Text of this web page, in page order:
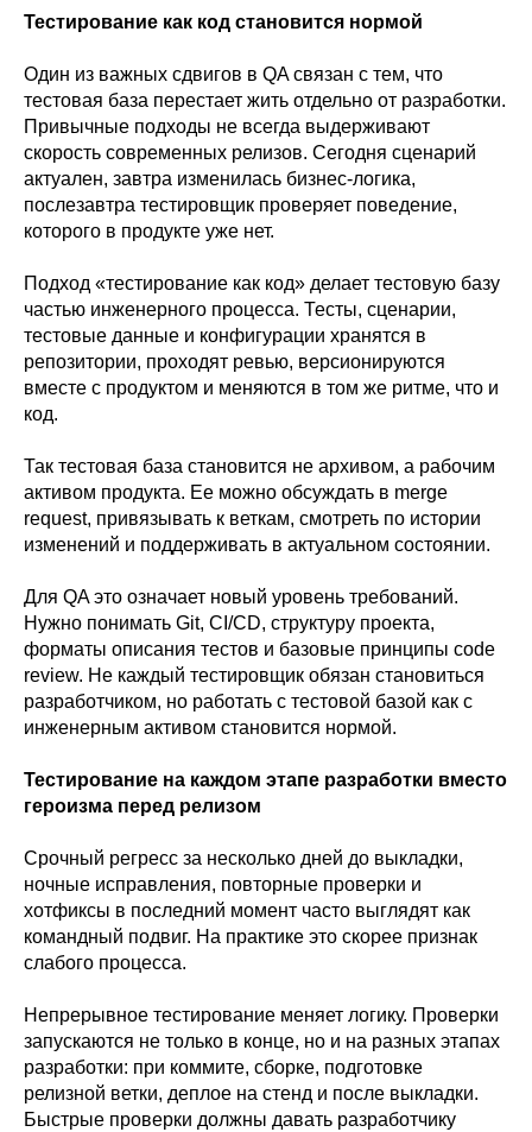
Тестирование как код становится нормой
Один из важных сдвигов в QA связан с тем, что
тестовая база перестает жить отдельно от разработки.
Привычные подходы не всегда выдерживают
скорость современных релизов. Сегодня сценарий
актуален, завтра изменилась бизнес-логика,
послезавтра тестировщик проверяет поведение,
которого в продукте уже нет.
Подход «тестирование как код» делает тестовую базу
частью инженерного процесса. Тесты, сценарии,
тестовые данные и конфигурации хранятся в
репозитории, проходят ревью, версионируются
вместе с продуктом и меняются в том же ритме, что и
код.
Так тестовая база становится не архивом, а рабочим
активом продукта. Ее можно обсуждать в merge
request, привязывать к веткам, смотреть по истории
изменений и поддерживать в актуальном состоянии.
Для QA это означает новый уровень требований.
Нужно понимать Git, CI/CD, структуру проекта,
форматы описания тестов и базовые принципы code
review. Не каждый тестировщик обязан становиться
разработчиком, но работать с тестовой базой как с
инженерным активом становится нормой.
Тестирование на каждом этапе разработки вместо
героизма перед релизом
Срочный регресс за несколько дней до выкладки,
ночные исправления, повторные проверки и
хотфиксы в последний момент часто выглядят как
командный подвиг. На практике это скорее признак
слабого процесса.
Непрерывное тестирование меняет логику. Проверки
запускаются не только в конце, но и на разных этапах
разработки: при коммите, сборке, подготовке
релизной ветки, деплое на стенд и после выкладки.
Быстрые проверки должны давать разработчику